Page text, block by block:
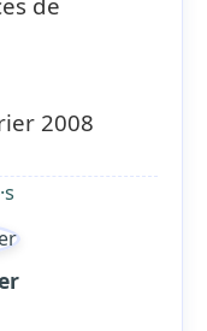
2008